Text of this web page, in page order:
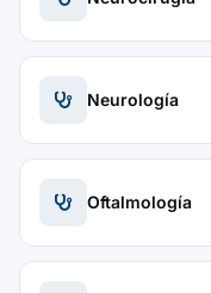
Neurología
Oftalmología